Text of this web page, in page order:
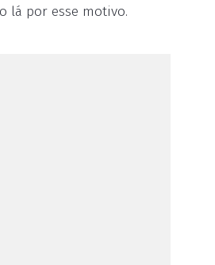
lá por esse motivo.